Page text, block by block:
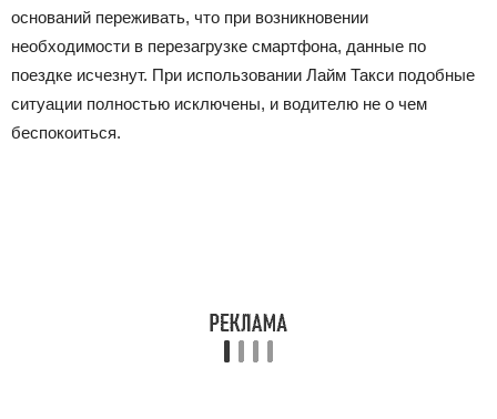
оснований переживать, что при возникновении
необходимости в перезагрузке смартфона, данные по
поездке исчезнут. При использовании Лайм Такси подобные
ситуации полностью исключены, и водителю не о чем
беспокоиться.